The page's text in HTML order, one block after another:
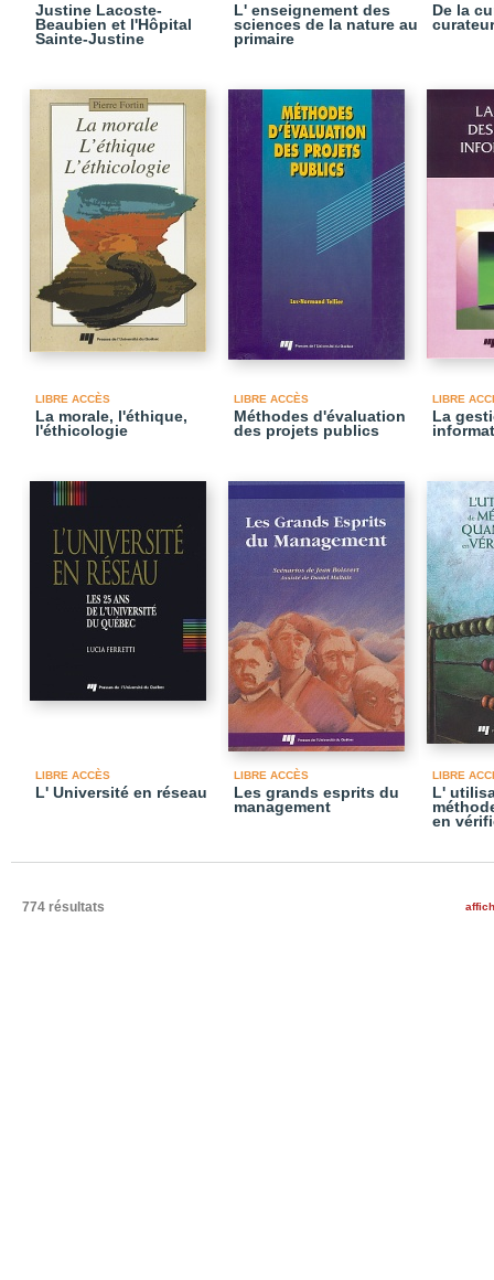
Justine Lacoste-
Beaubien et l'Hôpital
Sainte-Justine
L' enseignement des
sciences de la nature au
primaire
De la
LIBRE ACCÈS
La morale, l'éthique,
l'éthicologie
LIBRE ACCÈS
Méthodes d'évaluation
des projets publics
LIBRE
La
LIBRE ACCÈS
L' Université en réseau
LIBRE ACCÈS
Les grands esprits du
management
LIBRE
L'
en
774 résultats